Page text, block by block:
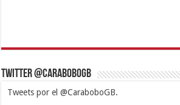
Twitter @CaraboboGB
Tweets por el @CaraboboGB.